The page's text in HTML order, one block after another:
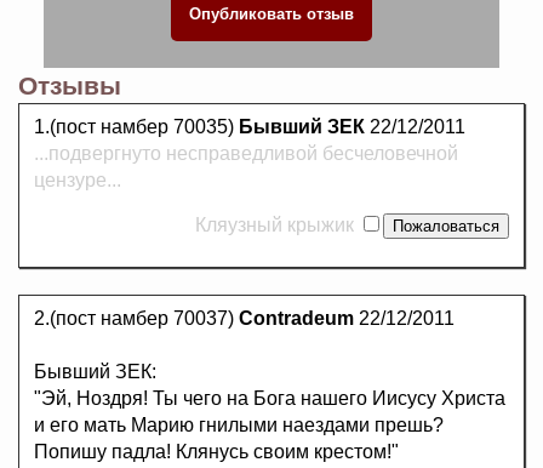
Отзывы
1.(пост намбер 70035) Бывший ЗЕК 22/12/2011
...подвергнуто несправедливой бесчеловечной
цензуре...
Кляузный крыжик
2.(пост намбер 70037) Contradeum 22/12/2011
Бывший ЗЕК:
"Эй, Ноздря! Ты чего на Бога нашего Иисусу Христа
и его мать Марию гнилыми наездами прешь?
Попишу падла! Клянусь своим крестом!"